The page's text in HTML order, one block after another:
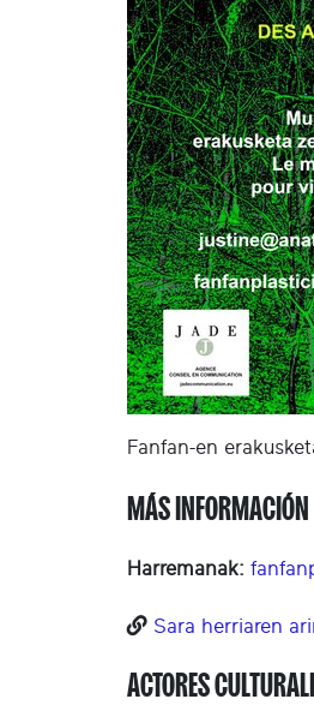
Fanfan-en
MÁS INFORMACIÓN
Harremanak:
Sara herriaren
ACTORES